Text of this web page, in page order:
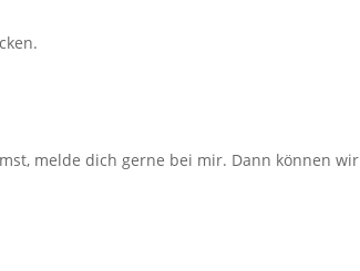
melde dich gerne bei mir. Dann können wir